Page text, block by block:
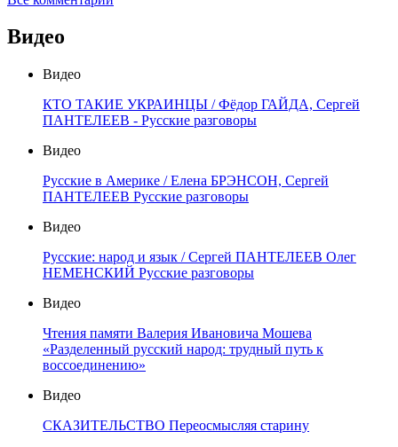
Видео
Видео
КТО ТАКИЕ УКРАИНЦЫ / Фёдор ГАЙДА, Сергей
ПАНТЕЛЕЕВ - Русские разговоры
Видео
Русские в Америке / Елена БРЭНСОН, Сергей
ПАНТЕЛЕЕВ Русские разговоры
Видео
Русские: народ и язык / Сергей ПАНТЕЛЕЕВ Олег
НЕМЕНСКИЙ Русские разговоры
Видео
Чтения памяти Валерия Ивановича Мошева
«Разделенный русский народ: трудный путь к
воссоединению»
Видео
СКАЗИТЕЛЬСТВО Переосмысляя старину